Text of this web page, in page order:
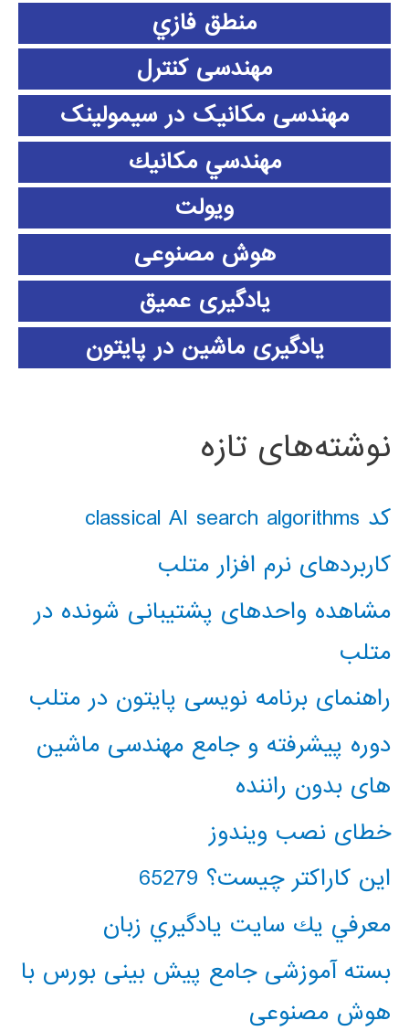
منطق فازي
مهندسی کنترل
مهندسی مکانیک در سیمولینک
مهندسي مكانيك
ویولت
هوش مصنوعی
یادگیری عمیق
یادگیری ماشین در پایتون
نوشته‌های تازه
کد classical AI search algorithms
کاربردهای نرم افزار متلب
مشاهده واحدهای پشتیبانی شونده در
متلب
راهنمای برنامه نویسی پایتون در متلب
دوره پیشرفته و جامع مهندسی ماشین
های بدون راننده
خطای نصب ویندوز
این کاراکتر چیست؟ 65279
معرفي يك سايت يادگيري زبان
بسته آموزشی جامع پیش بینی بورس با
هوش مصنوعی